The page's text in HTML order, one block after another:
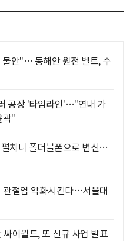
불안"… 동해안 원전 벨트, 수
공장 '타임라인'…"연내 가
곽"
치니 폴더블폰으로 변신…
관절염 악화시킨다…서울대
이월드, 또 신규 사업 발표